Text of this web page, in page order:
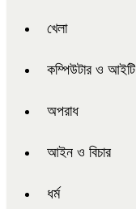
খেলা
কম্পিউটার ও আইটি
অপরাধ
আইন ও বিচার
ধর্ম